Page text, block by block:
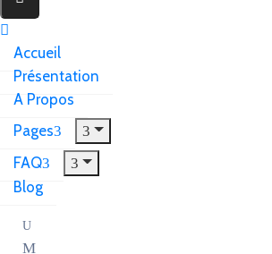
Accueil
Présentation
A Propos
Pages
FAQ
Blog